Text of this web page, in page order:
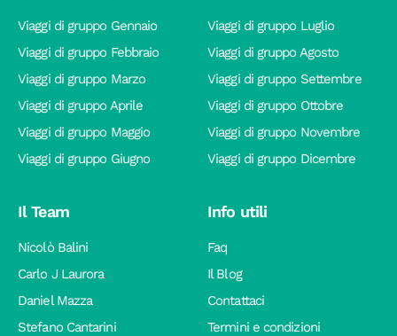
Viaggi di gruppo Gennaio
Viaggi di gruppo Febbraio
Viaggi di gruppo Marzo
Viaggi di gruppo Aprile
Viaggi di gruppo Maggio
Viaggi di gruppo Giugno
Viaggi di gruppo Luglio
Viaggi di gruppo Agosto
Viaggi di gruppo Settembre
Viaggi di gruppo Ottobre
Viaggi di gruppo Novembre
Viaggi di gruppo Dicembre
Il Team
Nicolò Balini
Carlo J Laurora
Daniel Mazza
Stefano Cantarini
Info utili
Faq
Il Blog
Contattaci
Termini e condizioni